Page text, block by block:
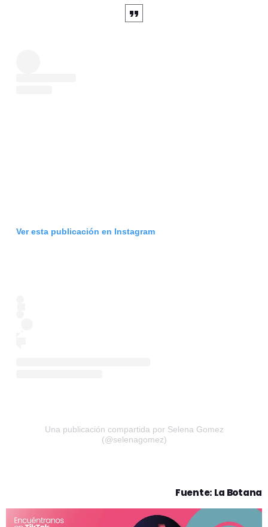
Ver esta publicación en Instagram
Una publicación compartida por Selena Gomez
(@selenagomez)
Fuente: La Botana